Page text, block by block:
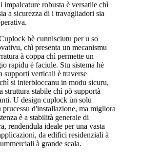
impalcature robusta è versatile chì
a sicurezza di i travagliadori sia
hè cunnisciutu per u so
chì presenta un mecanismu
à coppa chì permette un
rapidu è faciule. Stu sistema hè
supporti verticali è traverse
si interbloccanu in modu sicuru,
struttura stabile chì pò supportà
U design cuplock ùn solu
d'installazione, ma migliora
è a stabilità generale di
rendendula ideale per una vasta
da edifici residenziali à
à grande scala.